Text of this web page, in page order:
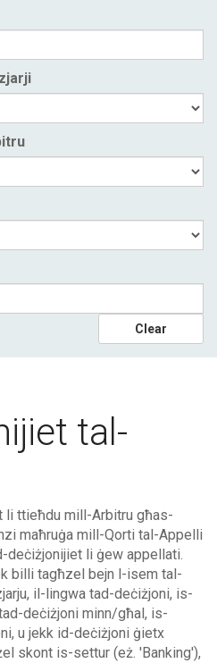
Clear
tal-
ttieħdu mill-Arbitru għas-
maħruġa mill-Qorti tal-Appelli
deċiżjonijiet li ġew appellati.
billi tagħzel bejn l-isem tal-
il-lingwa tad-deċiżjoni, is-
deċiżjoni minn/għal, is-
u jekk id-deċiżjoni ġietx
skont is-settur (eż. 'Banking'),